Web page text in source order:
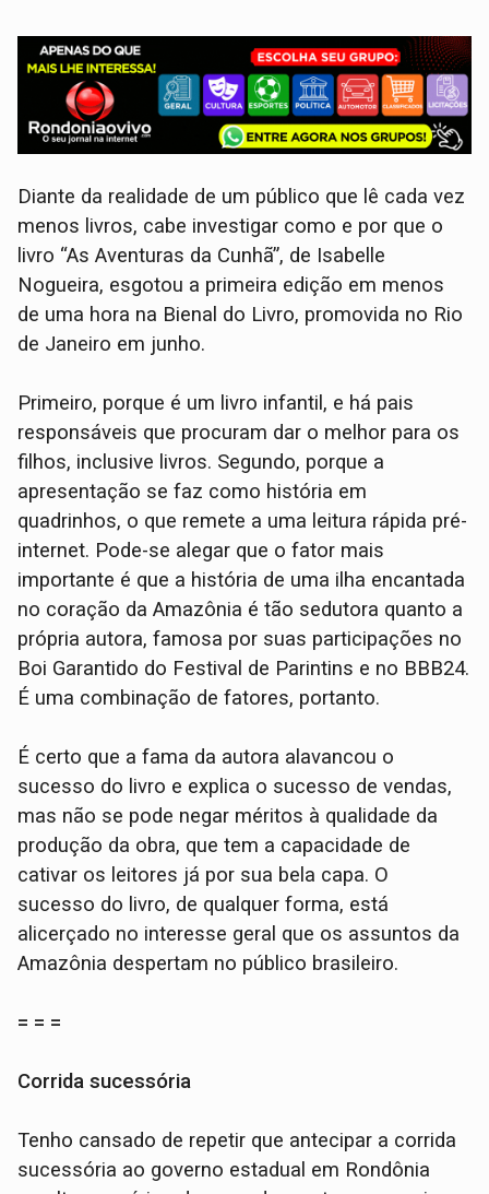
Diante da realidade de um público que lê cada vez
menos livros, cabe investigar como e por que o
livro “As Aventuras da Cunhã”, de Isabelle
Nogueira, esgotou a primeira edição em menos
de uma hora na Bienal do Livro, promovida no Rio
de Janeiro em junho.
Primeiro, porque é um livro infantil, e há pais
responsáveis que procuram dar o melhor para os
filhos, inclusive livros. Segundo, porque a
apresentação se faz como história em
quadrinhos, o que remete a uma leitura rápida pré-
internet. Pode-se alegar que o fator mais
importante é que a história de uma ilha encantada
no coração da Amazônia é tão sedutora quanto a
própria autora, famosa por suas participações no
Boi Garantido do Festival de Parintins e no BBB24.
É uma combinação de fatores, portanto.
É certo que a fama da autora alavancou o
sucesso do livro e explica o sucesso de vendas,
mas não se pode negar méritos à qualidade da
produção da obra, que tem a capacidade de
cativar os leitores já por sua bela capa. O
sucesso do livro, de qualquer forma, está
alicerçado no interesse geral que os assuntos da
Amazônia despertam no público brasileiro.
= = =
Corrida sucessória
Tenho cansado de repetir que antecipar a corrida
sucessória ao governo estadual em Rondônia